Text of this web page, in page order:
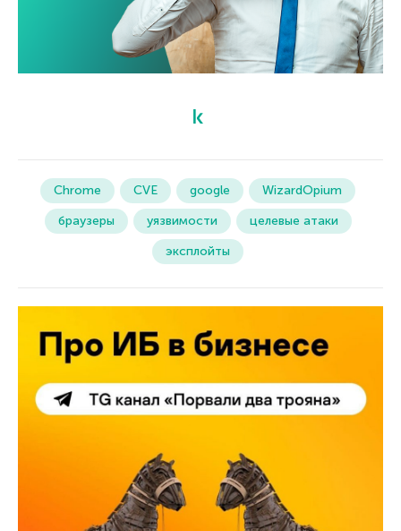
Chrome CVE google
WizardOpium
браузеры
уязвимости
целевые атаки
эксплойты